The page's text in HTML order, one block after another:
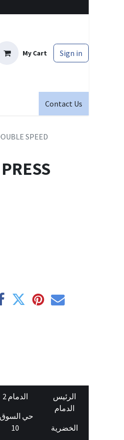
My Cart Sign in
Contact Us
SPEED
الرئيس
الدمام
الخضرية
الدمام 2
حي
10